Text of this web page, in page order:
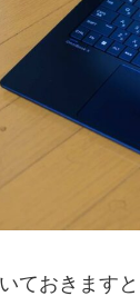
ておきますと